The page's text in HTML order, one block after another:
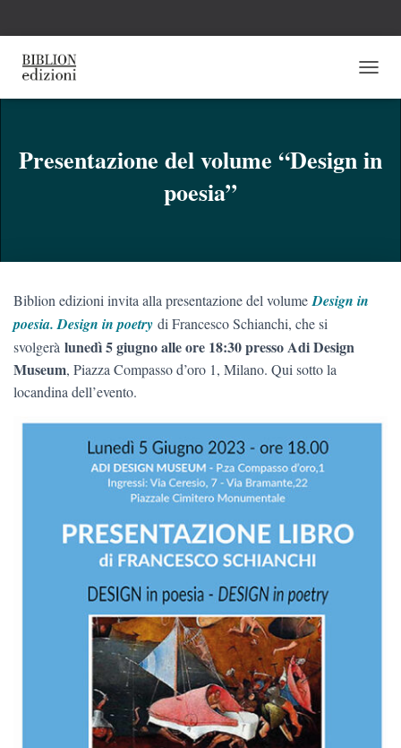
A
A
Presentazione del volume “Design in
poesia”
Biblion edizioni invita alla presentazione del volume Design in
poesia. Design in poetry di Francesco Schianchi, che si
svolgerà lunedì 5 giugno alle ore 18:30 presso Adi Design
Museum, Piazza Compasso d’oro 1, Milano. Qui sotto la
locandina dell’evento.